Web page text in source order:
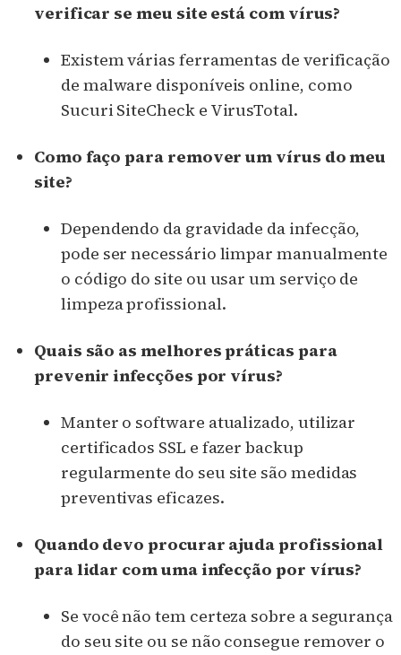
verificar se meu site está com vírus?
Existem várias ferramentas de verificação
de malware disponíveis online, como
Sucuri SiteCheck e VirusTotal.
Como faço para remover um vírus do meu
site?
Dependendo da gravidade da infecção,
pode ser necessário limpar manualmente
o código do site ou usar um serviço de
limpeza profissional.
Quais são as melhores práticas para
prevenir infecções por vírus?
Manter o software atualizado, utilizar
certificados SSL e fazer backup
regularmente do seu site são medidas
preventivas eficazes.
Quando devo procurar ajuda profissional
para lidar com uma infecção por vírus?
Se você não tem certeza sobre a segurança
do seu site ou se não consegue remover o